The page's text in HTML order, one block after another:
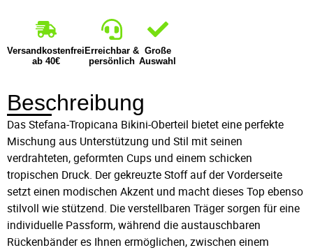
Versandkostenfrei
ab 40€
Erreichbar &
persönlich
Große
Auswahl
Beschreibung
Das Stefana-Tropicana Bikini-Oberteil bietet eine perfekte
Mischung aus Unterstützung und Stil mit seinen
verdrahteten, geformten Cups und einem schicken
tropischen Druck. Der gekreuzte Stoff auf der Vorderseite
setzt einen modischen Akzent und macht dieses Top ebenso
stilvoll wie stützend. Die verstellbaren Träger sorgen für eine
individuelle Passform, während die austauschbaren
Rückenbänder es Ihnen ermöglichen, zwischen einem